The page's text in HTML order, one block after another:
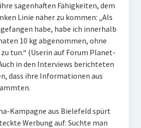
sagenhaften Fähigkeiten, dem
Linie näher zu kommen: „Als
habe, habe ich innerhalb
10 kg abgenommen, ohne
tun.“ (Userin auf Forum Planet-
in den Interviews berichteten
dass ihre Informationen aus
Kampagne aus Bielefeld spürt
Werbung auf: Suchte man